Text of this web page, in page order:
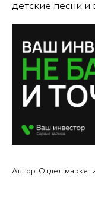
детские песни и
Автор: Отдел